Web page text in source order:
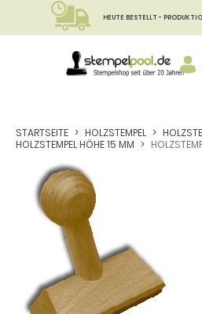
HEUTE BESTELLT -
STARTSEITE HOLZSTEMPEL
HOLZSTEMPEL HÖHE 15 MM